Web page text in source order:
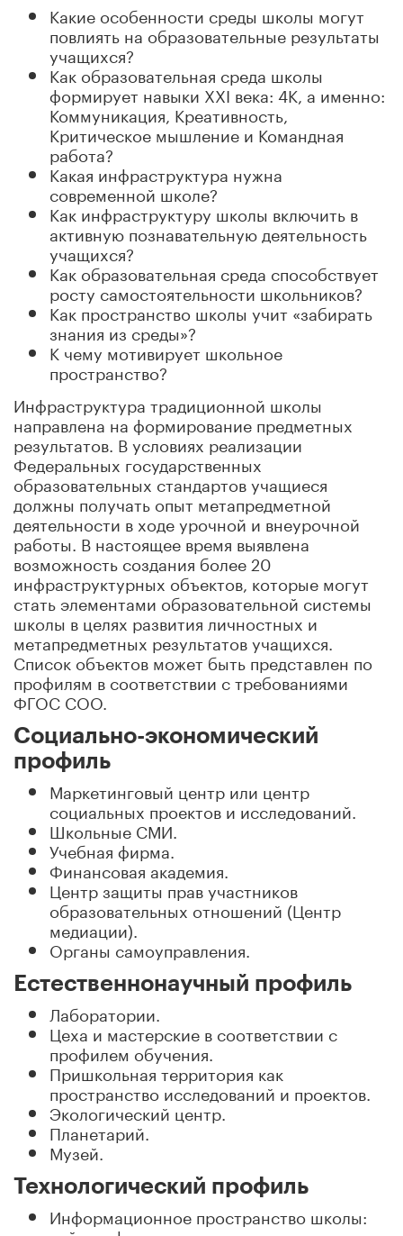
Какие особенности среды школы могут
повлиять на образовательные результаты
учащихся?
Как образовательная среда школы
формирует навыки XXI века: 4К, а именно:
Коммуникация, Креативность,
Критическое мышление и Командная
работа?
Какая инфраструктура нужна
современной школе?
Как инфраструктуру школы включить в
активную познавательную деятельность
учащихся?
Как образовательная среда способствует
росту самостоятельности школьников?
Как пространство школы учит «забирать
знания из среды»?
К чему мотивирует школьное
пространство?
Инфраструктура традиционной школы
направлена на формирование предметных
результатов. В условиях реализации
Федеральных государственных
образовательных стандартов учащиеся
должны получать опыт метапредметной
деятельности в ходе урочной и внеурочной
работы. В настоящее время выявлена
возможность создания более 20
инфраструктурных объектов, которые могут
стать элементами образовательной системы
школы в целях развития личностных и
метапредметных результатов учащихся.
Список объектов может быть представлен по
профилям в соответствии с требованиями
ФГОС СОО.
Социально-экономический
профиль
Маркетинговый центр или центр
социальных проектов и исследований.
Школьные СМИ.
Учебная фирма.
Финансовая академия.
Центр защиты прав участников
образовательных отношений (Центр
медиации).
Органы самоуправления.
Естественнонаучный профиль
Лаборатории.
Цеха и мастерские в соответствии с
профилем обучения.
Пришкольная территория как
пространство исследований и проектов.
Экологический центр.
Планетарий.
Музей.
Технологический профиль
Информационное пространство школы: